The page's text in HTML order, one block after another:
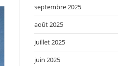
septembre 2025
août 2025
juillet 2025
juin 2025